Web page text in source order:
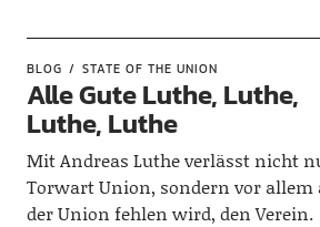
BLOG STATE OF THE UNION
Alle Gute Luthe, Luthe,
Luthe, Luthe
Mit Andreas Luthe verlässt nicht
Torwart Union, sondern vor allem
der Union fehlen wird, den Verein.